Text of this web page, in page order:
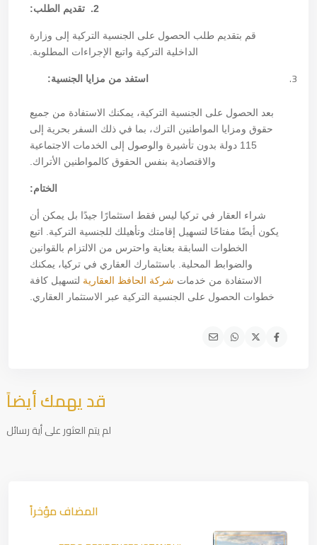
2. تقديم الطلب:
قم بتقديم طلب الحصول على الجنسية التركية إلى وزارة
الداخلية التركية واتبع الإجراءات المطلوبة.
استفد من مزايا الجنسية:
بعد الحصول على الجنسية التركية، يمكنك الاستفادة من جميع
حقوق ومزايا المواطنين الترك، بما في ذلك السفر بحرية إلى
115 دولة بدون تأشيرة والوصول إلى الخدمات الاجتماعية
والاقتصادية بنفس الحقوق كالمواطنين الأتراك.
الختام:
شراء العقار في تركيا ليس فقط استثمارًا جيدًا بل يمكن أن
يكون أيضًا مفتاحًا لتسهيل إقامتك وتأهيلك للجنسية التركية. اتبع
الخطوات السابقة بعناية واحترس من الالتزام بالقوانين
والضوابط المحلية. باستثمارك العقاري في تركيا، يمكنك
الاستفادة من خدمات شركة الحافظ العقارية لتسهيل كافة
خطوات الحصول على الجنسية التركية عبر الاستثمار العقاري.
قد يهمك أيضاً
لم يتم العثور على أية رسائل
المضاف مؤخراً